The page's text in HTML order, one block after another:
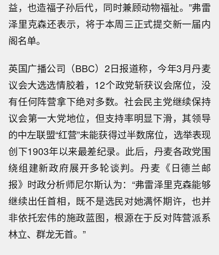
益，也造福子孙后代，同时兼顾动物福祉。”弗雷
泽里克森还表示，将于本周三正式提交新一届内
阁名单。
英国广播公司（BBC）2日报道称，今年3月丹麦
议会大选选情胶着，12个政党斩获议会席位，没
有任何阵营拿下绝对多数。社会民主党继续保持
议会第一大党地位，但支持率明显下滑，其领导
的中左联盟“红营”未能获得过半数席位，选举表现
创下1903年以来最差纪录。此后，丹麦各政党围
绕组建新政府展开多轮谈判。丹麦《日德兰邮
报》时政分析师尼尔斯认为：“弗雷泽里克森能够
继续出任首相，既不是选民对她满怀期许，也并
非依托宏伟的施政蓝图，根源在于反对阵营派系
林立、群龙无首。”